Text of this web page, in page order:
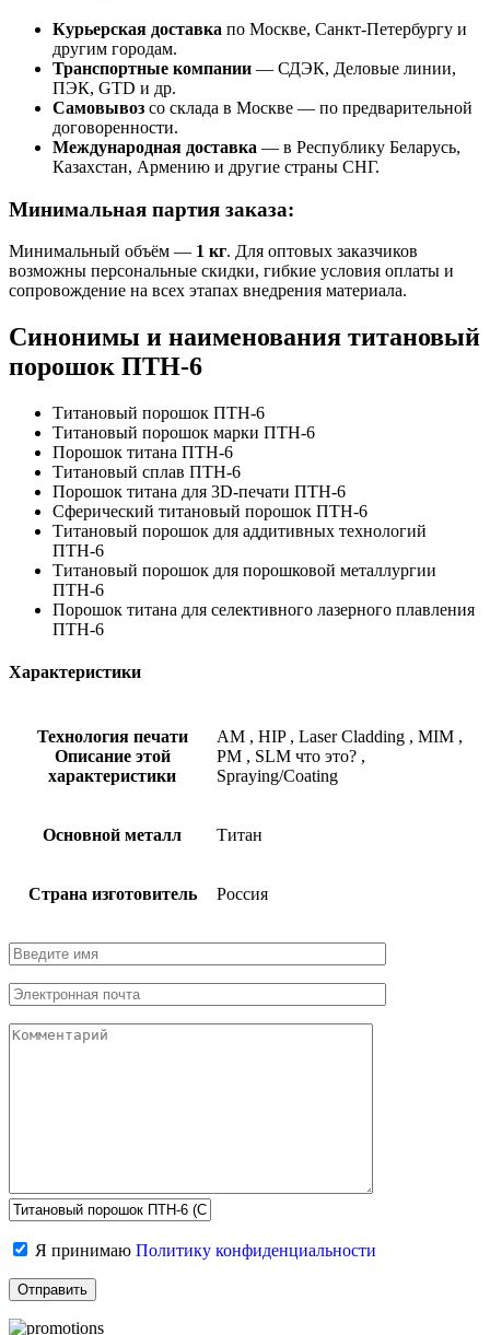
Курьерская доставка по Москве, Санкт-Петербургу и
другим городам.
Транспортные компании — СДЭК, Деловые линии,
ПЭК, GTD и др.
Самовывоз со склада в Москве — по предварительной
договоренности.
Международная доставка — в Республику Беларусь,
Казахстан, Армению и другие страны СНГ.
Минимальная партия заказа:
Минимальный объём — 1 кг. Для оптовых заказчиков
возможны персональные скидки, гибкие условия оплаты и
сопровождение на всех этапах внедрения материала.
Синонимы и наименования титановый
порошок ПТН-6
Титановый порошок ПТН-6
Титановый порошок марки ПТН-6
Порошок титана ПТН-6
Титановый сплав ПТН-6
Порошок титана для 3D-печати ПТН-6
Сферический титановый порошок ПТН-6
Титановый порошок для аддитивных технологий
ПТН-6
Титановый порошок для порошковой металлургии
ПТН-6
Порошок титана для селективного лазерного плавления
ПТН-6
Характеристики
Технология печати
Описание этой
характеристики
AM , HIP , Laser Cladding , MIM ,
PM , SLM что это? ,
Spraying/Coating
Основной металл Титан
Страна изготовитель Россия
Я принимаю Политику конфиденциальности